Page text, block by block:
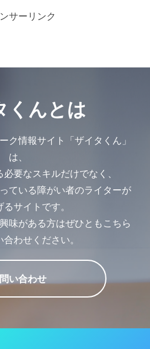
サーリンク
くんとは
ク情報サイト「ザイタくん」
は、
要なスキルだけでなく、
ている障がい者のライターが
サイトです。
味がある方はぜひともこちら
わせください。
い合わせ